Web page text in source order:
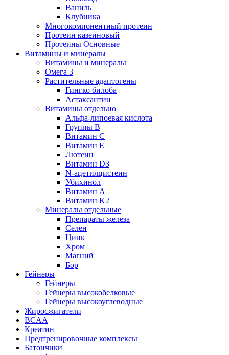
Ваниль
Клубника
Многокомпонентный протеин
Протеин казеиновый
Протеины Основные
Витамины и минералы
Витамины и минералы
Омега 3
Растительные адаптогены
Гингко билоба
Астаксантин
Витамины отдельно
Альфа-липоевая кислота
Группы B
Витамин С
Витамин Е
Лютеин
Витамин D3
N-ацетилцистеин
Убихинол
Витамин А
Витамин K2
Минералы отдельные
Препараты железа
Селен
Цинк
Хром
Магний
Бор
Гейнеры
Гейнеры
Гейнеры высокобелковые
Гейнеры высокоуглеводные
Жиросжигатели
BCAA
Креатин
Предтренировочные комплексы
Батончики